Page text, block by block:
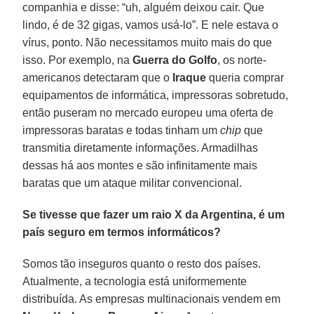
companhia e disse: “uh, alguém deixou cair. Que
lindo, é de 32 gigas, vamos usá-lo”. E nele estava o
vírus, ponto. Não necessitamos muito mais do que
isso. Por exemplo, naGuerra do Golfo, os norte-
americanos detectaram que o Iraque queria comprar
equipamentos de informática, impressoras sobretudo,
então puseram no mercado europeu uma oferta de
impressoras baratas e todas tinham umchip que
transmitia diretamente informações. Armadilhas
dessas há aos montes e são infinitamente mais
baratas que um ataque militar convencional.
Se tivesse que fazer um raio X da Argentina, é um
país seguro em termos informáticos?
Somos tão inseguros quanto o resto dos países.
Atualmente, a tecnologia está uniformemente
distribuída. As empresas multinacionais vendem em